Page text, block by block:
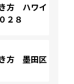
方 ハワイ
２８
方 墨田区